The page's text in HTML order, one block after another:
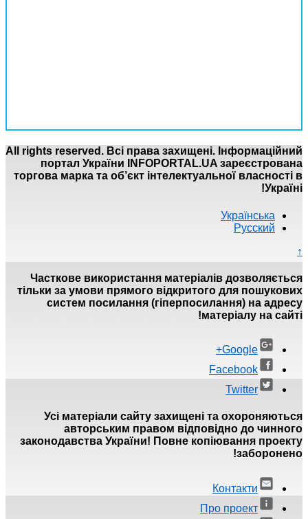
All rights reserved. Всі
портал України
торгова марка та
Часткове
тільки за умови
систем
Усі матеріали
авторським
законодавства